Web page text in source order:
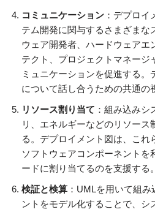
コミュニケーション ：デプロイ
テム開発に関与するさまざまな
ウェア開発者、ハードウェアエ
テクト、プロジェクトマネージ
ミュニケーションを促進する
について話し合うための共通の
リソース割り当て ：組み込み
リ、エネルギーなどのリソース
る。デプロイメント図は、これ
ソフトウェアコンポーネントを
ードに割り当てるのを支援する。
検証と検算 ：UMLを用いて組
ントをモデル化することで、シ